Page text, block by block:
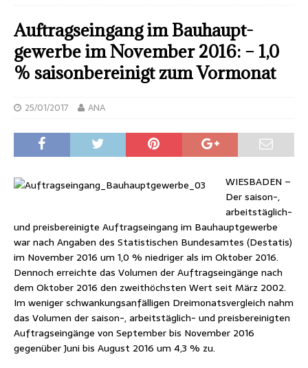
Auftragseingang im Bauhaupt­
gewerbe im November 2016: – 1,0
% saison­bereinigt zum Vormonat
25/01/2017 ANA
WIESBADEN –
Der saison-,
arbeitstäglich-
und preisbereinigte Auftragseingang im Bauhauptgewerbe
war nach Angaben des Statistischen Bundesamtes (Destatis)
im November 2016 um 1,0 % niedriger als im Oktober 2016.
Dennoch erreichte das Volumen der Auftragseingänge nach
dem Oktober 2016 den zweithöchsten Wert seit März 2002.
Im weniger schwankungsanfälligen Dreimonatsvergleich nahm
das Volumen der saison-, arbeitstäglich- und preisbereinigten
Auftragseingänge von September bis November 2016
gegenüber Juni bis August 2016 um 4,3 % zu.